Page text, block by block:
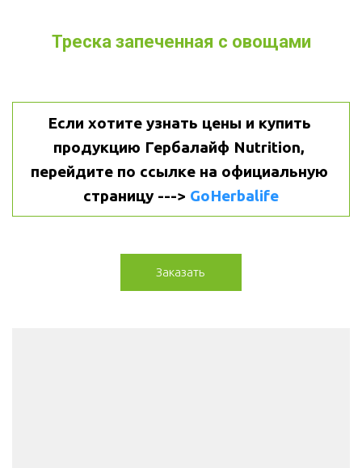
Треска запеченная с овощами
Если хотите узнать цены и купить
продукцию Гербалайф Nutrition,
перейдите по ссылке на официальную
страницу ---> GoHerbalife
Заказать